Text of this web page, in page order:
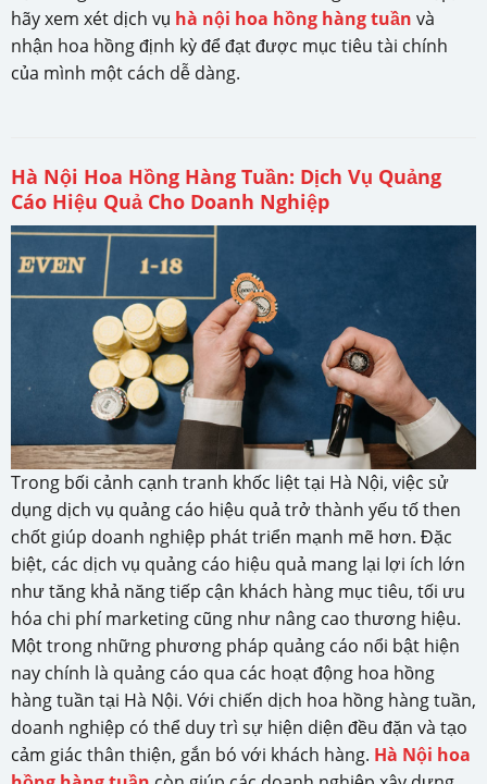
hãy xem xét dịch vụ hà nội hoa hồng hàng tuần và
nhận hoa hồng định kỳ để đạt được mục tiêu tài chính
của mình một cách dễ dàng.
Hà Nội Hoa Hồng Hàng Tuần: Dịch Vụ Quảng
Cáo Hiệu Quả Cho Doanh Nghiệp
Trong bối cảnh cạnh tranh khốc liệt tại Hà Nội, việc sử
dụng dịch vụ quảng cáo hiệu quả trở thành yếu tố then
chốt giúp doanh nghiệp phát triển mạnh mẽ hơn. Đặc
biệt, các dịch vụ quảng cáo hiệu quả mang lại lợi ích lớn
như tăng khả năng tiếp cận khách hàng mục tiêu, tối ưu
hóa chi phí marketing cũng như nâng cao thương hiệu.
Một trong những phương pháp quảng cáo nổi bật hiện
nay chính là quảng cáo qua các hoạt động hoa hồng
hàng tuần tại Hà Nội. Với chiến dịch hoa hồng hàng tuần,
doanh nghiệp có thể duy trì sự hiện diện đều đặn và tạo
cảm giác thân thiện, gắn bó với khách hàng. Hà Nội hoa